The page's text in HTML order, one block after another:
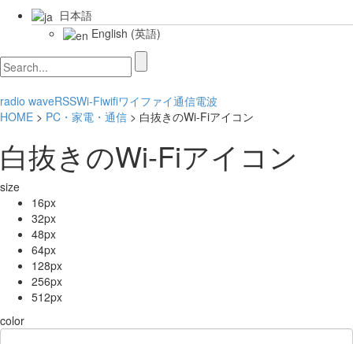
日本語
English (英語)
radio waveRSSWi-Fiwifiワイファイ通信電波
HOME > PC・家電・通信 > 白抜きのWi-Fiアイコン
白抜きのWi-Fiアイコン
size
16px
32px
48px
64px
128px
256px
512px
color